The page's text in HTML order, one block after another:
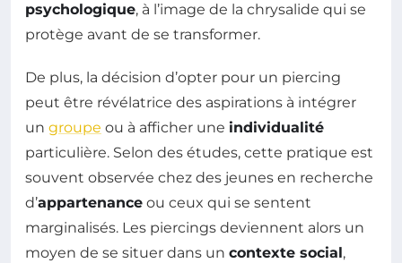
psychologique, à l’image de la chrysalide qui se
protège avant de se transformer.
De plus, la décision d’opter pour un piercing
peut être révélatrice des aspirations à intégrer
un groupe ou à afficher une individualité
particulière. Selon des études, cette pratique est
souvent observée chez des jeunes en recherche
d’appartenance ou ceux qui se sentent
marginalisés. Les piercings deviennent alors un
moyen de se situer dans un contexte social,